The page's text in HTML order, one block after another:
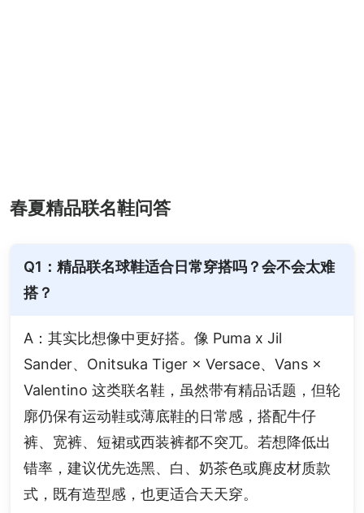
春夏精品联名鞋问答
Q1：精品联名球鞋适合日常穿搭吗？会不会太难
搭？
A：其实比想像中更好搭。像 Puma x Jil
Sander、Onitsuka Tiger × Versace、Vans ×
Valentino 这类联名鞋，虽然带有精品话题，但轮
廓仍保有运动鞋或薄底鞋的日常感，搭配牛仔
裤、宽裤、短裙或西装裤都不突兀。若想降低出
错率，建议优先选黑、白、奶茶色或麂皮材质款
式，既有造型感，也更适合天天穿。